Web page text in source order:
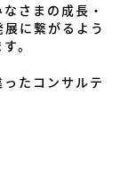
さまの成長・
に繋がるよう
。
たコンサルテ